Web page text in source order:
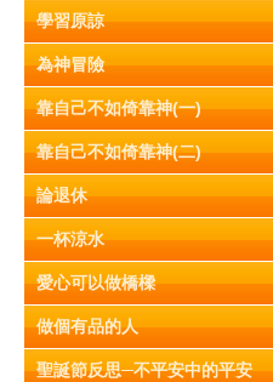
學習原諒
為神冒險
靠自己不如倚靠神(一)
靠自己不如倚靠神(二)
論退休
一杯涼水
愛心可以做橋樑
做個有品的人
聖誕節反思─不平安中的平安